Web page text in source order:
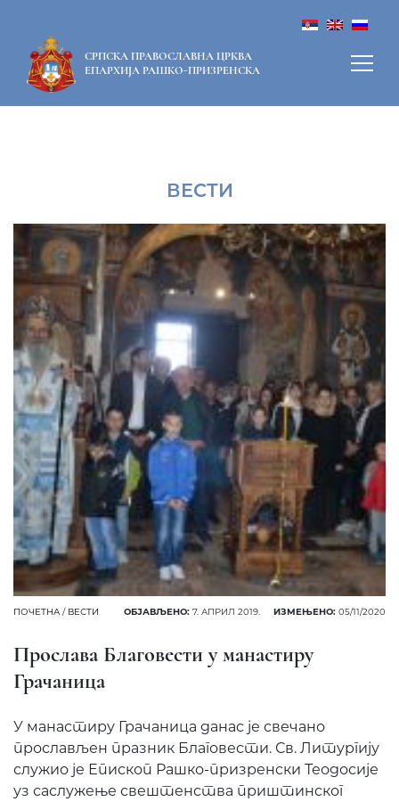
СРПСКА ПРАВОСЛАВНА ЦРКВА
ЕПАРХИЈА РАШКО-ПРИЗРЕНСКА
ВЕСТИ
ПОЧЕТНА / ВЕСТИ ОБЈАВЉЕНО: 7. АПРИЛ 2019. ИЗМЕЊЕНО: 05/11/2020
Прослава Благовести у манастиру
Грачаница
У манастиру Грачаница данас је свечано
прослављен празник Благовести. Св. Литургију
служио је Епископ Рашко-призренски Теодосије
уз саслужење свештенства приштинског